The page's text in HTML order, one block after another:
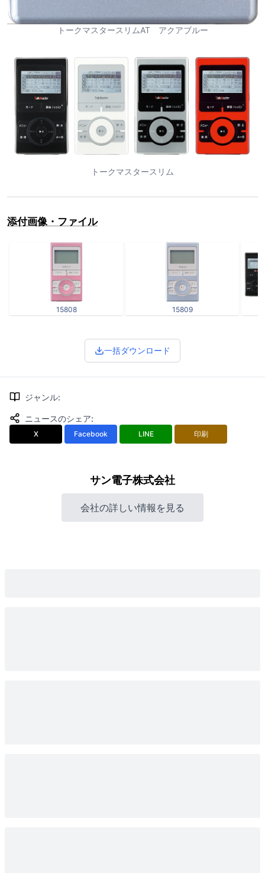
トークマスタースリムAT アクアブルー
トークマスタースリム
添付画像・ファイル
15808 15809
一括ダウンロード
ジャンル:
ニュースのシェア:
X Facebook LINE 印刷
サン電子株式会社
会社の詳しい情報を見る